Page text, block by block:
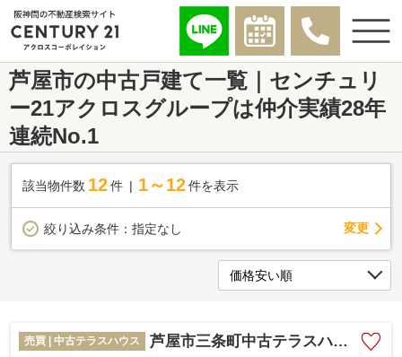
芦屋市の中古戸建て一覧｜センチュリ
ー21アクロスグループは仲介実績28年
連続No.1
該当物件数 12件 1～12 件を表示
絞り込み条件： 指定なし 変更
売買 | 中古テラスハウス 芦屋市三条町中古テラスハウス